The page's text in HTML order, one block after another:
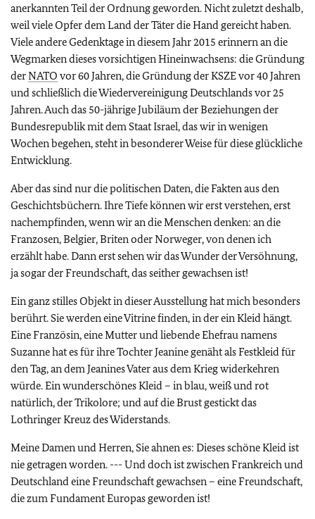
anerkannten Teil der Ordnung geworden. Nicht zuletzt deshalb,
weil viele Opfer dem Land der Täter die Hand gereicht haben.
Viele andere Gedenktage in diesem Jahr 2015 erinnern an die
Wegmarken dieses vorsichtigen Hineinwachsens: die Gründung
derNATO vor 60 Jahren, die Gründung der KSZE vor 40 Jahren
und schließlich die Wiedervereinigung Deutschlands vor 25
Jahren. Auch das 50-jährige Jubiläum der Beziehungen der
Bundesrepublik mit dem Staat Israel, das wir in wenigen
Wochen begehen, steht in besonderer Weise für diese glückliche
Entwicklung.
Aber das sind nur die politischen Daten, die Fakten aus den
Geschichtsbüchern. Ihre Tiefe können wir erst verstehen, erst
nachempfinden, wenn wir an die Menschen denken: an die
Franzosen, Belgier, Briten oder Norweger, von denen ich
erzählt habe. Dann erst sehen wir das Wunder der Versöhnung,
ja sogar der Freundschaft, das seither gewachsen ist!
Ein ganz stilles Objekt in dieser Ausstellung hat mich besonders
berührt. Sie werden eine Vitrine finden, in der ein Kleid hängt.
Eine Französin, eine Mutter und liebende Ehefrau namens
Suzanne hat es für ihre Tochter Jeanine genäht als Festkleid für
den Tag, an dem Jeanines Vater aus dem Krieg widerkehren
würde. Ein wunderschönes Kleid – in blau, weiß und rot
natürlich, der Trikolore; und auf die Brust gestickt das
Lothringer Kreuz des Widerstands.
Meine Damen und Herren, Sie ahnen es: Dieses schöne Kleid ist
nie getragen worden. --- Und doch ist zwischen Frankreich und
Deutschland eine Freundschaft gewachsen – eine Freundschaft,
die zum Fundament Europas geworden ist!